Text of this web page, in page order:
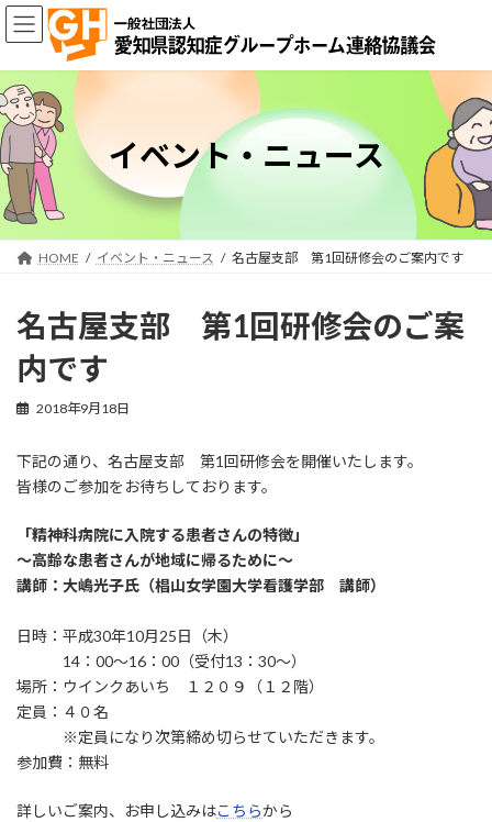
コ
ン
ン
ツ
へ
ス
キ
ッ
プ
ナ
ビ
ー
シ
ョ
ン
に
移
動
イベント・ニュース
HOME イベント・ニュース 名古屋支部 第1回研修会のご案内です
名古屋支部 第1回研修会のご案
内です
2018年9月18日
下記の通り、名古屋支部 第1回研修会を開催いたします。
皆様のご参加をお待ちしております。
「精神科病院に入院する患者さんの特徴」
～高齢な患者さんが地域に帰るために～
講師：大嶋光子氏（椙山女学園大学看護学部 講師）
日時：平成30年10月25日（木）
14：00～16：00（受付13：30～）
場所：ウインクあいち １２０９（１２階）
定員：４０名
※定員になり次第締め切らせていただきます。
参加費：無料
詳しいご案内、お申し込みはこちらから